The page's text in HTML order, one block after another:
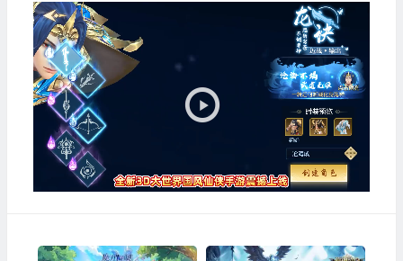
视
频
播
放